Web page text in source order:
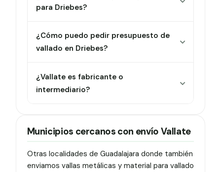
para Driebes?
¿Cómo puedo pedir presupuesto de
vallado en Driebes?
¿Vallate es fabricante o
intermediario?
Municipios cercanos con envío Vallate
Otras localidades de Guadalajara donde también
enviamos vallas metálicas y material para vallado